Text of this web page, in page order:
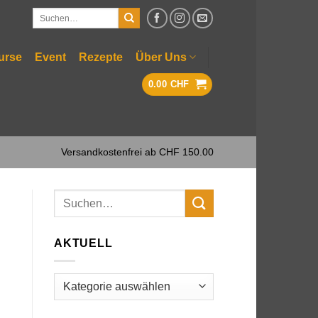
Event Rezepte Über Uns
0.00 CHF
Versandkostenfrei ab CHF 150.00
AKTUELL
Aktuell